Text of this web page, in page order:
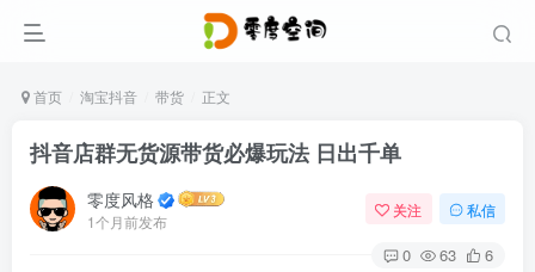
首页 淘宝抖音 带货 正文
抖音店群无货源带货必爆玩法 日出千单
零度风格
1个月前发布
关注 私信
0 63 6